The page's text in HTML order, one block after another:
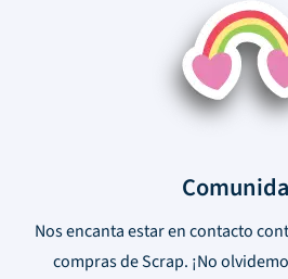
Nos encanta estar en contacto
compras de Scrap. ¡No